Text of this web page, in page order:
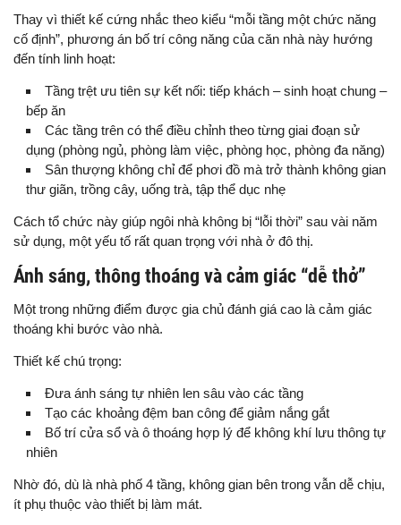
Thay vì thiết kế cứng nhắc theo kiểu “mỗi tầng một chức năng
cố định”, phương án bố trí công năng của căn nhà này hướng
đến tính linh hoạt:
Tầng trệt ưu tiên sự kết nối: tiếp khách – sinh hoạt chung –
bếp ăn
Các tầng trên có thể điều chỉnh theo từng giai đoạn sử
dụng (phòng ngủ, phòng làm việc, phòng học, phòng đa năng)
Sân thượng không chỉ để phơi đồ mà trở thành không gian
thư giãn, trồng cây, uống trà, tập thể dục nhẹ
Cách tổ chức này giúp ngôi nhà không bị “lỗi thời” sau vài năm
sử dụng, một yếu tố rất quan trọng với nhà ở đô thị.
Ánh sáng, thông thoáng và cảm giác “dễ thở”
Một trong những điểm được gia chủ đánh giá cao là cảm giác
thoáng khi bước vào nhà.
Thiết kế chú trọng:
Đưa ánh sáng tự nhiên len sâu vào các tầng
Tạo các khoảng đệm ban công để giảm nắng gắt
Bố trí cửa sổ và ô thoáng hợp lý để không khí lưu thông tự
nhiên
Nhờ đó, dù là nhà phố 4 tầng, không gian bên trong vẫn dễ chịu,
ít phụ thuộc vào thiết bị làm mát.